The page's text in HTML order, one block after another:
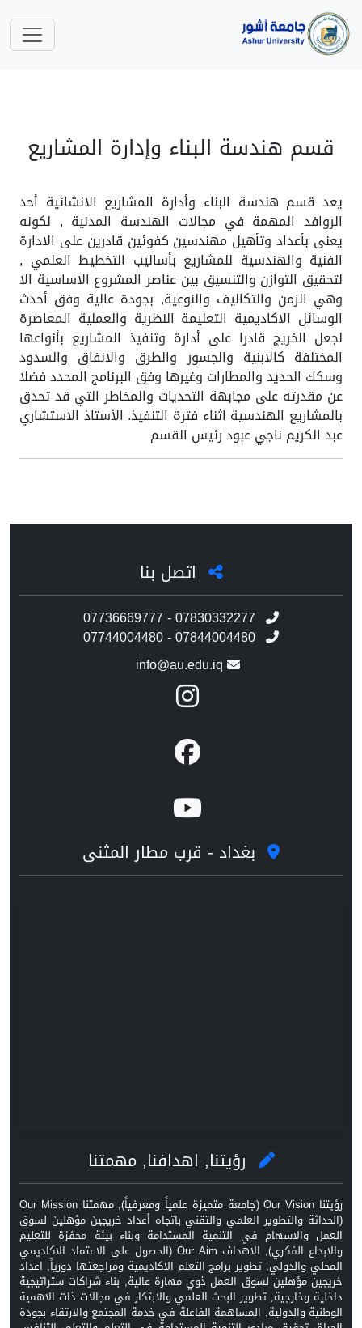
قسم هندسة البناء وإدارة المشاريع
يعد قسم هندسة البناء وأدارة المشاريع الانشائية أحد
الروافد المهمة في مجالات الهندسة المدنية , لكونه
يعنى بأعداد وتأهيل مهندسين كفوئين قادرين على الادارة
الفنية والهندسية للمشاريع بأساليب التخطيط العلمي ,
لتحقيق التوازن والتنسيق بين عناصر المشروع الاساسية الا
وهي الزمن والتكاليف والنوعية, بجودة عالية وفق أحدث
الوسائل الاكاديمية التعليمة النظرية والعملية المعاصرة
لجعل الخريج قادرا على أدارة وتنفيذ المشاريع بأنواعها
المختلفة كالابنية والجسور والطرق والانفاق والسدود
وسكك الحديد والمطارات وغيرها وفق البرنامج المحدد فضلا
عن مقدرته على مجابهة التحديات والمخاطر التي قد تحدق
بالمشاريع الهندسية اثناء فترة التنفيذ. الأستاذ الاستشاري
عبد الكريم ناجي عبود رئيس القسم
اتصل بنا
07736669777 - 07830332277
07744004480 - 07844004480
info@au.edu.iq
بغداد - قرب مطار المثنى
رؤيتنا, اهدافنا, مهمتنا
رؤيتنا Our Vision (جامعة متميزة علمياً ومعرفياً), مهمتنا Our Mission
(الحداثة والتطوير العلمي والتقني باتجاه أعداد خريجين مؤهلين لسوق
العمل والاسهام في التنمية المستدامة وبناء بيئة محفزة للتعليم
والابداع الفكري), الاهداف Our Aim (الحصول على الاعتماد الاكاديمي
المحلي والدولي, تطوير برامج التعلم الاكاديمية ومراجعتها دورياً, اعداد
خريجين مؤهلين لسوق العمل ذوي مهارة عالية, بناء شراكات ستراتيجية
داخلية وخارجية, تطوير البحث العلمي والابتكار في مجالات ذات الاهمية
الوطنية والدولية, المساهمة الفاعلة في خدمة المجتمع والارتقاء بجودة